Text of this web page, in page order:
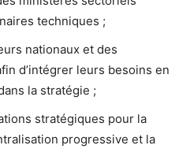
techniques ;
nationaux et des
d’intégrer leurs besoins en
la stratégie ;
stratégiques pour la
progressive et la